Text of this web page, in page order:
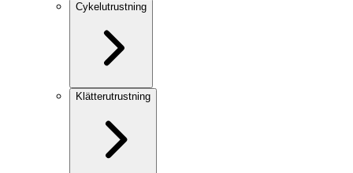
Cykelutrustning
Klätterutrustning